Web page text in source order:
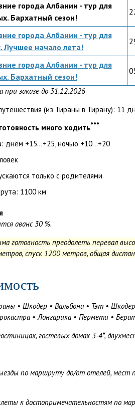
города Албании - тур для
Бархатный сезон!
города Албании - тур для
Лучшее начало лета!
города Албании - тур для
Бархатный сезон!
заказе до 31.12.2026
(из Тираны в Тирану): 11
готовность много ходить***
днём +15...+25, ночью +10...+20
только с родителями
1100 км
аванс 30 %.
готовность преодолеть перевал
спуск 1200 метров, общая
• Шкодер • Вальбона • Тэт •
• Лонгарика • Пермети •
гостевых домах 3-4*,
по маршруту до/от отелей, мест
к достопримечательностям по